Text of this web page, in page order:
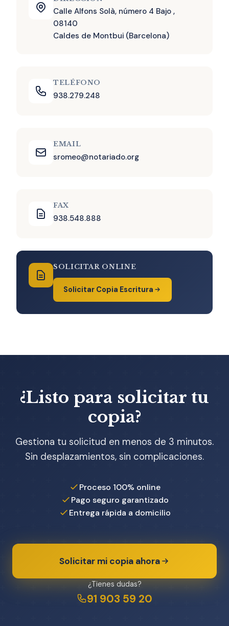
Calle Alfons Solà, número 4 Bajo ,
08140
Caldes de Montbui (Barcelona)
TELÉFONO
938.279.248
EMAIL
sromeo@notariado.org
FAX
938.548.888
SOLICITAR ONLINE
Solicitar Copia Escritura
¿Listo para solicitar tu
copia?
Gestiona tu solicitud en menos de 3 minutos.
Sin desplazamientos, sin complicaciones.
Proceso 100% online
Pago seguro garantizado
Entrega rápida a domicilio
Solicitar mi copia ahora
¿Tienes dudas?
91 903 59 20